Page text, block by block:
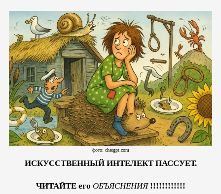
фото: chatgpt.com
ИСКУССТВЕННЫЙ ИНТЕЛЕКТ ПАССУЕТ.
ЧИТАЙТЕ его ОБЪЯСНЕНИЯ!!!!!!!!!!!!